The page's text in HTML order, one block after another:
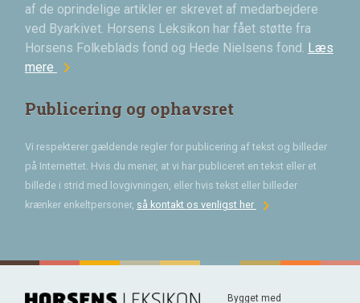
af de oprindelige artikler er skrevet af medarbejdere
ved Byarkivet. Horsens Leksikon har fået støtte fra
Horsens Folkeblads fond og Hede Nielsens fond. Læs
mere chevron_right
Publicering og ophavsret
Vi respekterer gældende regler for publicering af tekst og billeder
på Internettet. Hvis du mener, at vi har publiceret en tekst eller et
billede i strid med lovgivningen, eller hvis tekst eller billeder
krænker enkeltpersoner, så kontakt os venligst herchevron_right
Bygget med